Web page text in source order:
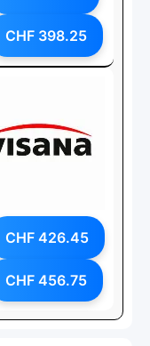
CHF 398.25
CHF 426.45
CHF 456.75